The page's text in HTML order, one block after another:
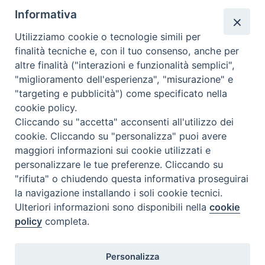
o
o
k
e
r
d
I
n
r
e
s
t
A
p
p
a
m
l
Offerta formativa per le
Licenze 2024-25
Dabar A.A. 2024-25
SEGUICI SU
F
a
c
e
b
o
I
n
s
t
a
g
Y
o
u
T
u
b
Pontificia Facoltà Teologica
dell’Italia Meridionale
Sezione San Luigi
Informativa
Utilizziamo cookie o tecnologie simili per
finalità tecniche e, con il tuo consenso, anche per
altre finalità ("interazioni e funzionalità semplici",
"miglioramento dell'esperienza", "misurazione" e
"targeting e pubblicità") come specificato nella
cookie policy.
Cliccando su "accetta" acconsenti all'utilizzo dei
cookie. Cliccando su "personalizza" puoi avere
maggiori informazioni sui cookie utilizzati e
personalizzare le tue preferenze. Cliccando su
"rifiuta" o chiudendo questa informativa proseguirai
la navigazione installando i soli cookie tecnici.
Ulteriori informazioni sono disponibili nellacookie
policy completa.
Personalizza